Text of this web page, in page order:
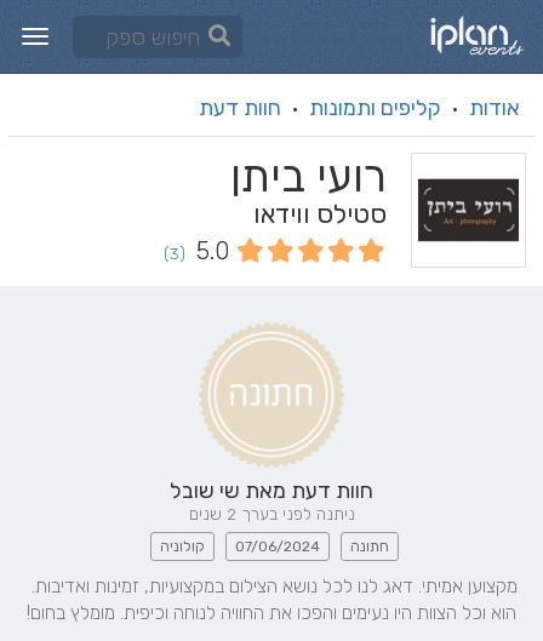
אודות · קליפים ותמונות · חוות דעת
רועי ביתן
סטילס ווידאו
5.0
(3)
חוות דעת מאת שי שובל
ניתנה לפני בערך 2 שנים
חתונה 07/06/2024 קולוניה
הוא וכל הצוות היו נעימים והפכו את החוויה לנוחה וכיפית. מומלץ בחום!